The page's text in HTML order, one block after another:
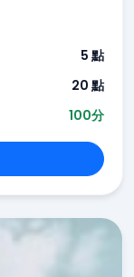
5 點
20 點
100分